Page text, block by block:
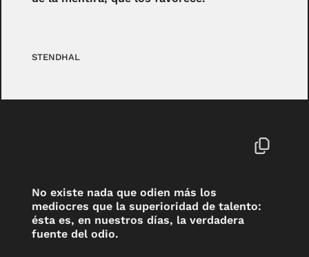
STENDHAL
No existe nada que odien más los
mediocres que la superioridad de talento:
ésta es, en nuestros días, la verdadera
fuente del odio.